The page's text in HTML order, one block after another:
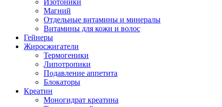
Изотоники
Магний
Отдельные витамины и минералы
Витамины для кожи и волос
Гейнеры
Жиросжигатели
Термогеники
Липотропики
Подавление аппетита
Блокаторы
Креатин
Моногидрат креатина